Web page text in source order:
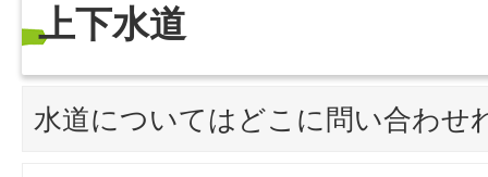
上下水道
水道についてはどこに問い合わせ